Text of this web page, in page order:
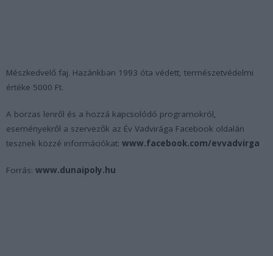
Mészkedvelő faj. Hazánkban 1993 óta védett, természetvédelmi
értéke 5000 Ft.
A borzas lenről és a hozzá kapcsolódó programokról,
eseményekről a szervezők az Év Vadvirága Facebook oldalán
tesznek közzé információkat: www.facebook.com/evvadvirga
Forrás: www.dunaipoly.hu